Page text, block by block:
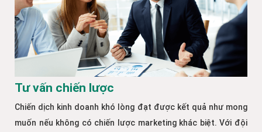
Tư vấn chiến lược
Chiến dịch kinh doanh khó lòng đạt được kết quả như mong
muốn nếu không có chiến lược marketing khác biệt. Với đội